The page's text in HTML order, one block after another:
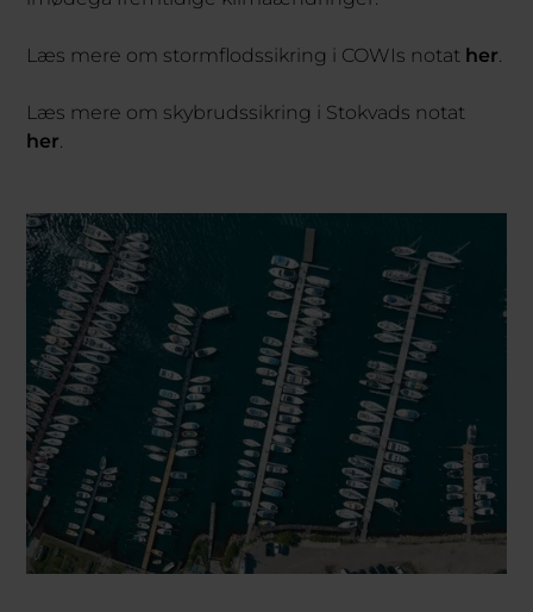
Læs mere om stormflodssikring i COWIs notat her.
Læs mere om skybrudssikring i Stokvads notat
her.